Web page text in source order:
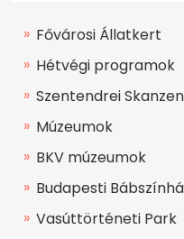
Fővárosi Állatkert
Hétvégi programok
Szentendrei Skanzen
Múzeumok
BKV múzeumok
Budapesti
Vasúttörténeti Park